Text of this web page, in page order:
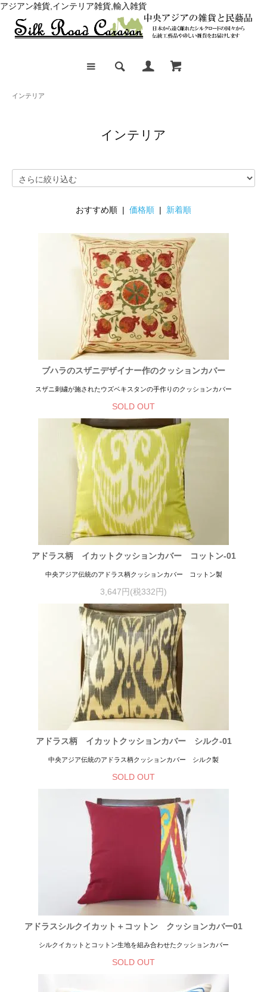
アジアン雑貨,インテリア雑貨,輸入雑貨
インテリア
インテリア
おすすめ順 | 価格順 | 新着順
ブハラのスザニデザイナー作のクッションカバー
スザニ刺繍が施されたウズベキスタンの手作りのクッションカバー
SOLD OUT
アドラス柄 イカットクッションカバー コットン-01
中央アジア伝統のアドラス柄クッションカバー コットン製
3,647円(税332円)
アドラス柄 イカットクッションカバー シルク-01
中央アジア伝統のアドラス柄クッションカバー シルク製
SOLD OUT
アドラスシルクイカット＋コットン クッションカバー01
シルクイカットとコットン生地を組み合わせたクッションカバー
SOLD OUT